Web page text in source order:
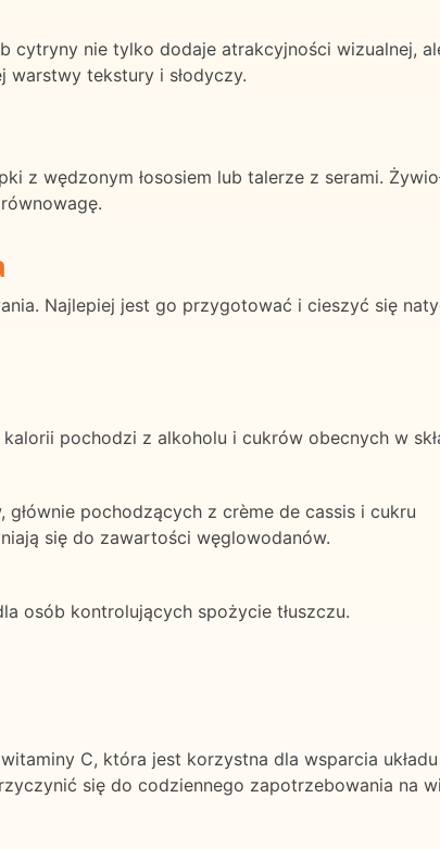
cytryny nie tylko dodaje atrakcyjności wizualnej,
tekstury i słodyczy.
z wędzonym łososiem lub talerze z serami.
Najlepiej jest go przygotować i cieszyć się
pochodzi z alkoholu i cukrów obecnych w
pochodzących z crème de cassis i cukru
się do zawartości węglowodanów.
osób kontrolujących spożycie tłuszczu.
C, która jest korzystna dla wsparcia układu
się do codziennego zapotrzebowania na